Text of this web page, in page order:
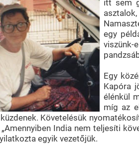
itt sem
egy
viszünk-
Egy
Kapóra
élénkül
míg az
Követelésük
India nem teljesíti
egyik vezetőjük.